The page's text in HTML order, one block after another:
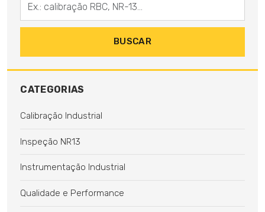
BUSCAR
CATEGORIAS
Calibração Industrial
Inspeção NR13
Instrumentação Industrial
Qualidade e Performance